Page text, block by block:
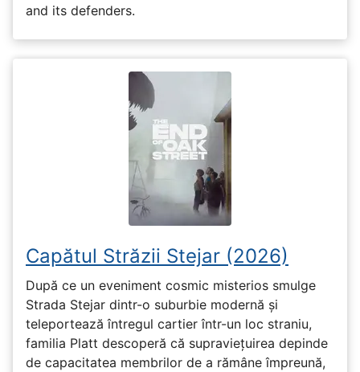
and its defenders.
Capătul Străzii Stejar (2026)
După ce un eveniment cosmic misterios smulge
Strada Stejar dintr-o suburbie modernă și
teleportează întregul cartier într-un loc straniu,
familia Platt descoperă că supraviețuirea depinde
de capacitatea membrilor de a rămâne împreună,